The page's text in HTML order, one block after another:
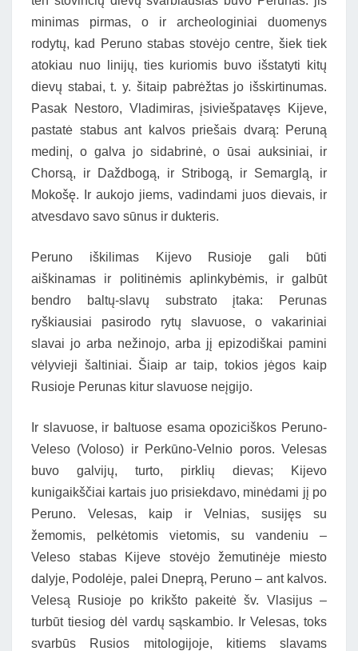
minimas pirmas, o ir archeologiniai duomenys
rodytų, kad Peruno stabas stovėjo centre, šiek tiek
atokiau nuo linijų, ties kuriomis buvo išstatyti kitų
dievų stabai, t. y. šitaip pabrėžtas jo išskirtinumas.
Pasak Nestoro, Vladimiras, įsiviešpatavęs Kijeve,
pastatė stabus ant kalvos priešais dvarą: Peruną
medinį, o galva jo sidabrinė, o ūsai auksiniai, ir
Chorsą, ir Daždbogą, ir Stribogą, ir Semarglą, ir
Mokošę. Ir aukojo jiems, vadindami juos dievais, ir
atvesdavo savo sūnus ir dukteris.
Peruno iškilimas Kijevo Rusioje gali būti
aiškinamas ir politinėmis aplinkybėmis, ir galbūt
bendro baltų-slavų substrato įtaka: Perunas
ryškiausiai pasirodo rytų slavuose, o vakariniai
slavai jo arba nežinojo, arba jį epizodiškai pamini
vėlyvieji šaltiniai. Šiaip ar taip, tokios jėgos kaip
Rusioje Perunas kitur slavuose neįgijo.
Ir slavuose, ir baltuose esama opoziciškos Peruno-
Veleso (Voloso) ir Perkūno-Velnio poros. Velesas
buvo galvijų, turto, pirklių dievas; Kijevo
kunigaikščiai kartais juo prisiekdavo, minėdami jį po
Peruno. Velesas, kaip ir Velnias, susijęs su
žemomis, pelkėtomis vietomis, su vandeniu –
Veleso stabas Kijeve stovėjo žemutinėje miesto
dalyje, Podolėje, palei Dneprą, Peruno – ant kalvos.
Velesą Rusioje po krikšto pakeitė šv. Vlasijus –
turbūt tiesiog dėl vardų sąskambio. Ir Velesas, toks
svarbūs Rusios mitologijoje, kitiems slavams